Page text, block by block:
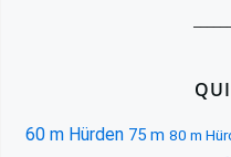
60 m Hürden 75 m 80 m